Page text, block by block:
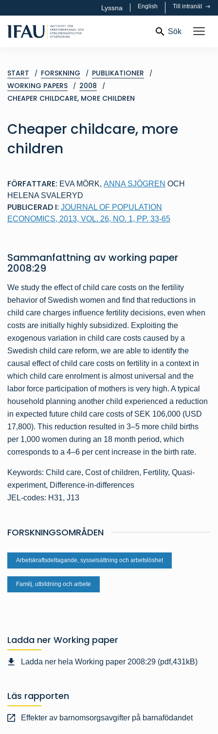
Lyssna English Till intranät
Sök
START FORSKNING
PUBLIKATIONER
WORKING PAPERS
2008
CHEAPER CHILDCARE, MORE CHILDREN
Cheaper childcare, more
children
FÖRFATTARE: EVA MÖRK, ANNA SJÖGREN OCH
HELENA SVALERYD
PUBLICERAD I: JOURNAL OF POPULATION
ECONOMICS, 2013, VOL. 26, NO. 1, PP. 33-65
Sammanfattning avworking paper
2008:29
We study the effect of child care costs on the fertility
behavior of Swedish women and find that reductions in
child care charges influence fertility decisions, even when
costs are initially highly subsidized. Exploiting the
exogenous variation in child care costs caused by a
Swedish child care reform, we are able to identify the
causal effect of child care costs on fertility in a context in
which child care enrolment is almost universal and the
labor force participation of mothers is very high. A typical
household planning another child experienced a reduction
in expected future child care costs of SEK 106,000 (USD
17,800). This reduction resulted in 3–5 more child births
per 1,000 women during an 18 month period, which
corresponds to a 4–6 per cent increase in the birth rate.
Keywords: Child care, Cost of children, Fertility, Quasi-
experiment, Difference-in-differences
JEL-codes: H31, J13
FORSKNINGSOMRÅDEN
Arbetskraftsdeltagande, sysselsättning och arbetslöshet
Familj, utbildning och arbete
Ladda ner Working paper
Ladda ner hela Working paper 2008:29 (pdf,431kB)
Läs rapporten
Effekter av barnomsorgsavgifter på barnafödandet